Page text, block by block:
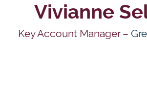
Vivianne
Key Account Manager –